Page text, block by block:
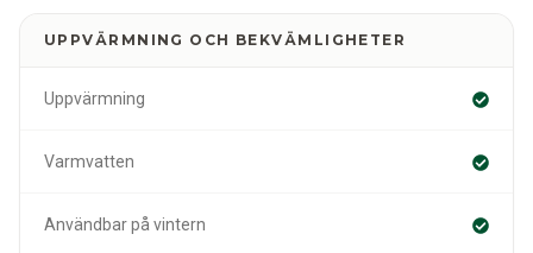
UPPVÄRMNING OCH BEKVÄMLIGHETER
Uppvärmning
Varmvatten
Användbar på vintern